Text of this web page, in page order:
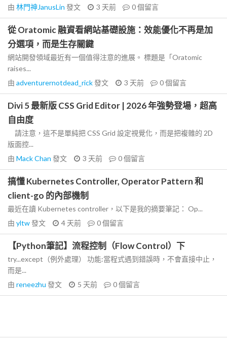
由 林門神JanusLin 發文 3 天前 0個留言
從 Oratomic 融資看網站基礎設施：效能優化不再是加
分選項，而是生存關鍵
網站開發領域最近有一個值得注意的進展。 標題是「Oratomic
raises...
由 adventurernotdead_rick發文 3 天前 0個留言
Divi 5 最新版 CSS Grid Editor | 2026 年強勢登場，超高
自由度
請注意，這不是單純把 CSS Grid 設定視覺化，而是把複雜的 2D
版面控...
由 Mack Chan 發文 3 天前 0個留言
搞懂 Kubernetes Controller, Operator Pattern 和
client-go 的內部機制
最近在讀 Kubernetes controller，以下是我的摘要筆記： Op...
由 yltw發文 4 天前 0個留言
【Python筆記】流程控制（Flow Control）下
try...except（例外處理） 功能:當程式遇到錯誤時，不會直接中止，
而是...
由 reneezhu 發文 5 天前 0個留言